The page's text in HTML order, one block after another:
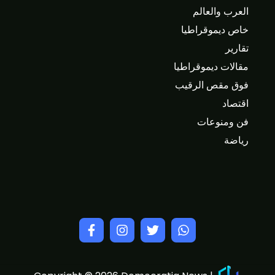
العرب والعالم
خاص ديموقراطيا
تقارير
مقالات ديموقراطيا
فوق مقص الرقيب
اقتصاد
فن ومنوعات
رياضة